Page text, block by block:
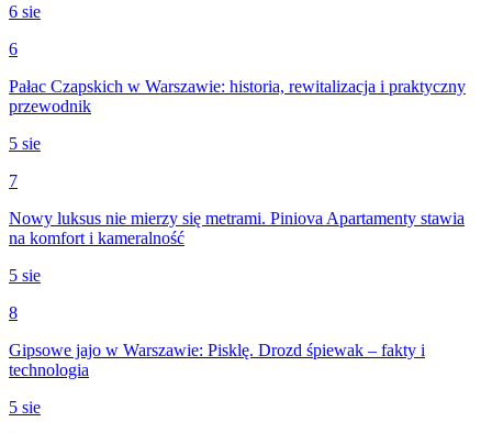
6 sie
6
Pałac Czapskich w Warszawie: historia, rewitalizacja i praktyczny
przewodnik
5 sie
7
Nowy luksus nie mierzy się metrami. Piniova Apartamenty stawia
na komfort i kameralność
5 sie
8
Gipsowe jajo w Warszawie: Pisklę. Drozd śpiewak – fakty i
technologia
5 sie